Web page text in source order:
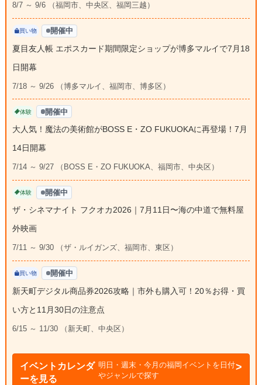
8/7 ～ 9/6 （福岡市、中央区、福岡三越）
買い物 開催中
夏目友人帳 エポスカード期間限定ショップが博多マルイで7月18
日開幕
7/18 ～ 9/26 （博多マルイ、福岡市、博多区）
体験 開催中
大人気！魔法の美術館がBOSS E・ZO FUKUOKAに再登場！7月
14日開幕
7/14 ～ 9/27 （BOSS E・ZO FUKUOKA、福岡市、中央区）
体験 開催中
ザ・シネマナイト フクオカ2026｜7月11日〜海の中道で無料屋
外映画
7/11 ～ 9/30 （ザ・ルイガンズ、福岡市、東区）
買い物 開催中
新天町デジタル商品券2026攻略｜市外も購入可！20％お得・買
い方と11月30日の注意点
6/15 ～ 11/30 （新天町、中央区）
イベントカレンダ
ーを見る
明日・週末・今月の福岡イベントを日付
やジャンルで探す